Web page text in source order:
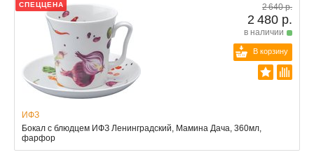
СПЕЦЦЕНА 2 640 р.
2 480 р.
в наличии
В корзину
ИФЗ
Бокал с блюдцем ИФЗ Ленинградский, Мамина Дача, 360мл,
фарфор